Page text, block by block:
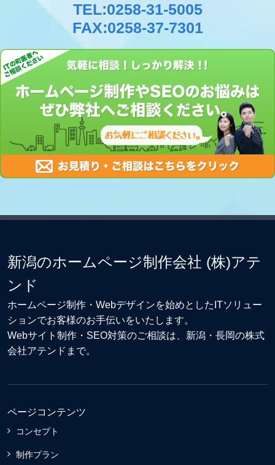
TEL:0258-31-5005
FAX:0258-37-7301
新潟のホームページ制作会社 (株)アテ
ンド
ホームページ制作・Webデザインを始めとしたITソリュー
ションでお客様のお手伝いをいたします。
Webサイト制作 ・ SEO対策のご相談は、新潟・長岡の株式
会社アテンドまで。
ページコンテンツ
コンセプト
制作プラン